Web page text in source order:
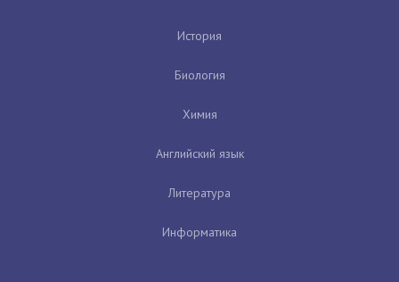
История
Биология
Химия
Английский язык
Литература
Информатика